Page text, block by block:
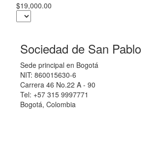
$19,000.00
Sociedad de San Pablo
Sede principal en Bogotá
NIT: 860015630-6
Carrera 46 No.22 A - 90
Tel: +57 315 9997771
Bogotá, Colombia